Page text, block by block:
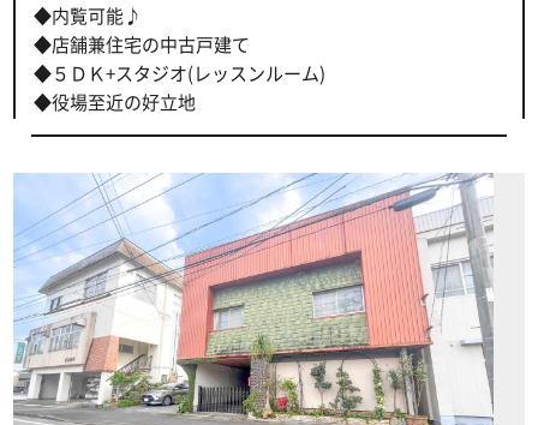
◆内覧可能♪
◆店舗兼住宅の中古戸建て
◆５ＤＫ+スタジオ(レッスンルーム)
◆役場至近の好立地